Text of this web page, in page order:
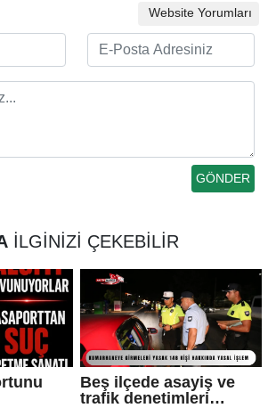
Website Yorumları
İLGİNİZİ ÇEKEBİLİR
Beş ilçede asayiş ve
trafik denetimleri